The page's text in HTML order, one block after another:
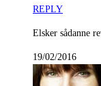
REPLY
Elsker sådanne
19/02/2016